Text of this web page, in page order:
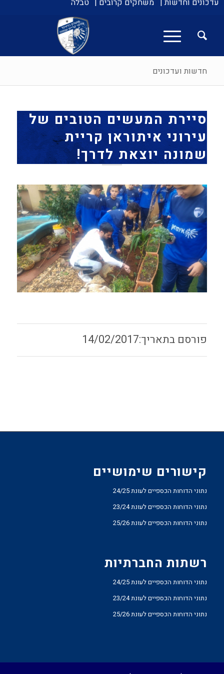
עדכונים וחדשות | משחקים קרובים | טבלה
חדשות ועדכונים
סיירת המעשים הטובים של
עירוני איתוראן קריית
שמונה יוצאת לדרך!
14/02/2017
קישורים שימושיים
נתוני הדוחות הכספיים לעונת 24/25
נתוני הדוחות הכספיים לעונת 23/24
נתוני הדוחות הכספיים לעונת 25/26
רשתות החברתיות
נתוני הדוחות הכספיים לעונת 24/25
נתוני הדוחות הכספיים לעונת 23/24
נתוני הדוחות הכספיים לעונת 25/26